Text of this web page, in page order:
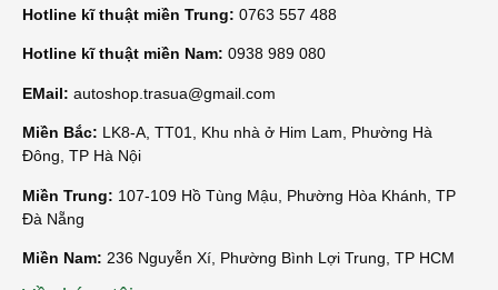
Hotline kĩ thuật miền Trung: 0763 557 488
Hotline kĩ thuật miền Nam: 0938 989 080
EMail: autoshop.trasua@gmail.com
Miền Bắc: LK8-A, TT01, Khu nhà ở Him Lam, Phường Hà
Đông, TP Hà Nội
Miền Trung: 107-109 Hồ Tùng Mậu, Phường Hòa Khánh, TP
Đà Nẵng
Miền Nam: 236 Nguyễn Xí, Phường Bình Lợi Trung, TP HCM